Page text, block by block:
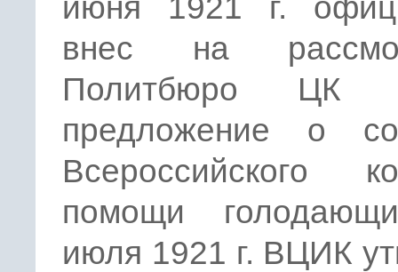
июня 1921 г.
внес на
Политбюро ЦК
предложение о
Всероссийского
помощи
июля 1921 г. ВЦИК